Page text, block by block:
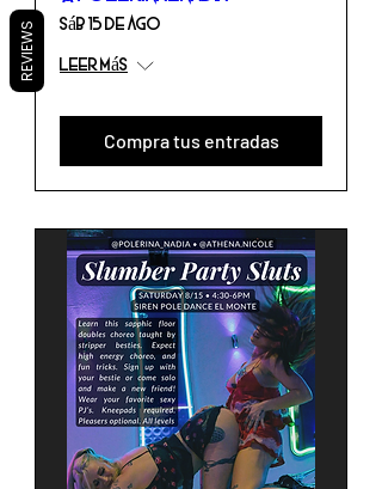
sáb 15 de ago
Leer más
Compra tus entradas
REVIEWS